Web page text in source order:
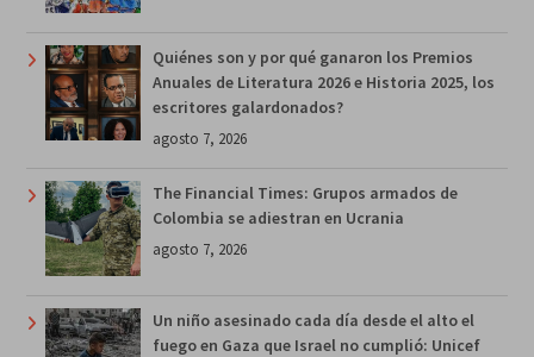
Quiénes son y por qué ganaron los Premios
Anuales de Literatura 2026 e Historia 2025, los
escritores galardonados?
agosto 7, 2026
The Financial Times: Grupos armados de
Colombia se adiestran en Ucrania
agosto 7, 2026
Un niño asesinado cada día desde el alto el
fuego en Gaza que Israel no cumplió: Unicef